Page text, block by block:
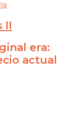
II
era:
actual